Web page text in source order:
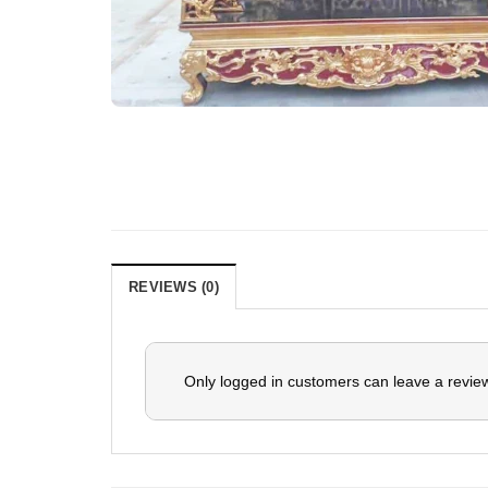
REVIEWS (0)
Only logged in customers can leave a